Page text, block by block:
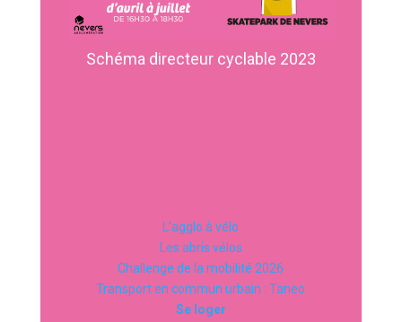
Schéma directeur cyclable 2023
L’agglo à vélo
Les abris vélos
Challenge de la mobilité 2026
Transport en commun urbain : Taneo
Se loger